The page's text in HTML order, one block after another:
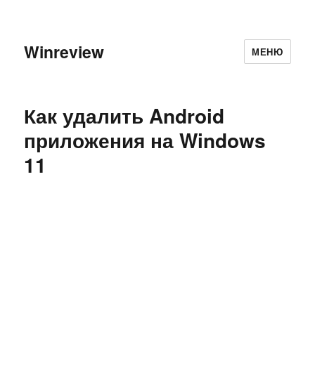
Winreview МЕНЮ
Как удалить Android
приложения на Windows
11